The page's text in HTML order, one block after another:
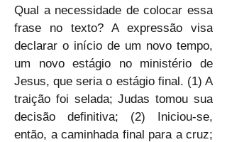
Qual a necessidade de colocar essa
frase no texto? A expressão visa
declarar o início de um novo tempo,
um novo estágio no ministério de
Jesus, que seria o estágio final. (1) A
traição foi selada; Judas tomou sua
decisão definitiva; (2) Iniciou-se,
então, a caminhada final para a cruz;